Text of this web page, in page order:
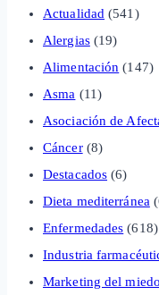
Actualidad (541)
Alergias(19)
Alimentación (147)
Asma (11)
Asociación de
Cáncer(8)
Destacados (6)
Dieta mediterránea
Enfermedades (618)
Industria
Marketing del miedo